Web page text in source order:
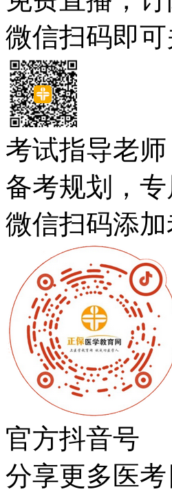
微信扫码即
考试指导老师
备考规划，
微信扫码添
官方抖音号
分享更多医考